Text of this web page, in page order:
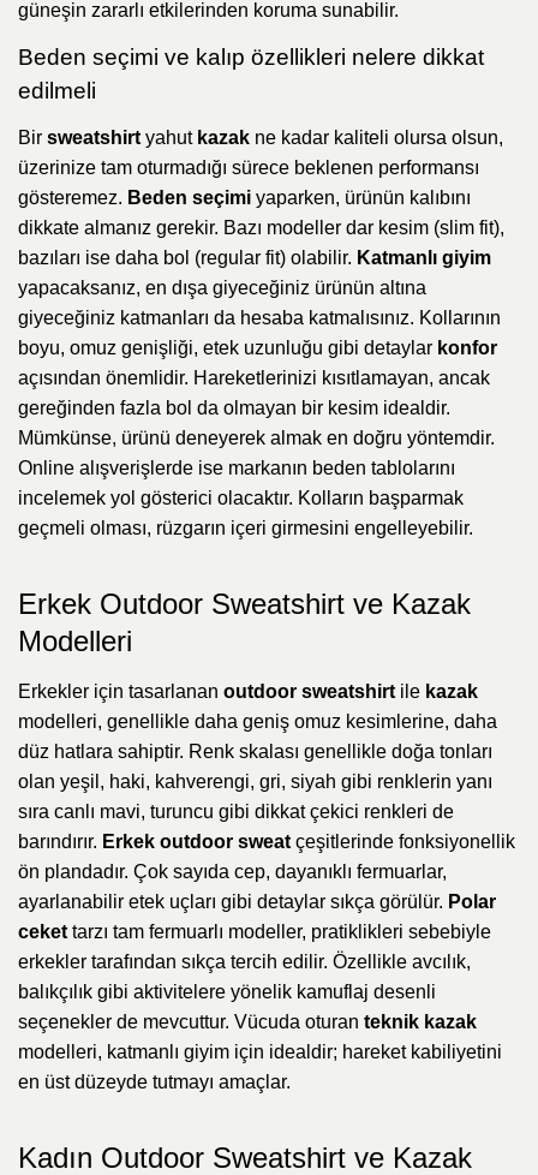
güneşin zararlı etkilerinden koruma sunabilir.
Beden seçimi ve kalıp özellikleri nelere dikkat
edilmeli
Bir sweatshirt yahut kazak ne kadar kaliteli olursa olsun,
üzerinize tam oturmadığı sürece beklenen performansı
gösteremez. Beden seçimi yaparken, ürünün kalıbını
dikkate almanız gerekir. Bazı modeller dar kesim (slim fit),
bazıları ise daha bol (regular fit) olabilir. Katmanlı giyim
yapacaksanız, en dışa giyeceğiniz ürünün altına
giyeceğiniz katmanları da hesaba katmalısınız. Kollarının
boyu, omuz genişliği, etek uzunluğu gibi detaylar konfor
açısından önemlidir. Hareketlerinizi kısıtlamayan, ancak
gereğinden fazla bol da olmayan bir kesim idealdir.
Mümkünse, ürünü deneyerek almak en doğru yöntemdir.
Online alışverişlerde ise markanın beden tablolarını
incelemek yol gösterici olacaktır. Kolların başparmak
geçmeli olması, rüzgarın içeri girmesini engelleyebilir.
Erkek Outdoor Sweatshirt ve Kazak
Modelleri
Erkekler için tasarlanan outdoor sweatshirt ile kazak
modelleri, genellikle daha geniş omuz kesimlerine, daha
düz hatlara sahiptir. Renk skalası genellikle doğa tonları
olan yeşil, haki, kahverengi, gri, siyah gibi renklerin yanı
sıra canlı mavi, turuncu gibi dikkat çekici renkleri de
barındırır. Erkek outdoor sweat çeşitlerinde fonksiyonellik
ön plandadır. Çok sayıda cep, dayanıklı fermuarlar,
ayarlanabilir etek uçları gibi detaylar sıkça görülür. Polar
ceket tarzı tam fermuarlı modeller, pratiklikleri sebebiyle
erkekler tarafından sıkça tercih edilir. Özellikle avcılık,
balıkçılık gibi aktivitelere yönelik kamuflaj desenli
seçenekler de mevcuttur. Vücuda oturan teknik kazak
modelleri, katmanlı giyim için idealdir; hareket kabiliyetini
en üst düzeyde tutmayı amaçlar.
Kadın Outdoor Sweatshirt ve Kazak